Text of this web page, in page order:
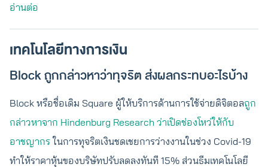
อ่านต่อ
เทคโนโลยีทางการเงิน
Block ถูกกล่าวหาว่าทุจริต ส่งผลกระทบอะไรบ้าง
Block หรือชื่อเดิม Square ผู้ให้บริการด้านการใช้จ่ายดิจิตอลถูก
กล่าวหาจาก Hindenburg Research ว่าเปิดช่องโหว่ให้กับ
อาชญากร ในการทุจริตเงินชดเชยการว่างงานในช่วง Covid-19
ทำให้ราคาหุ้นของบริษัทปรับลดลงทันที 15% ส่วนธีมเทคโนโลยี